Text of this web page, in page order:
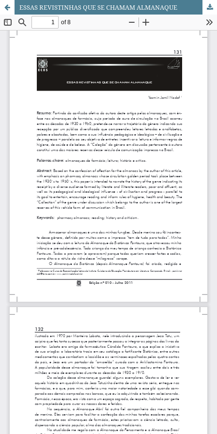
ESSAS REVISTINHAS QUE SE CHAMAM ALMANAQUE